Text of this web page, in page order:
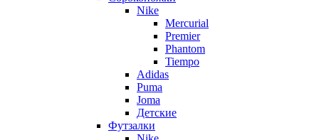
Nike
Mercurial
Premier
Phantom
Tiempo
Adidas
Puma
Joma
Детские
Футзалки